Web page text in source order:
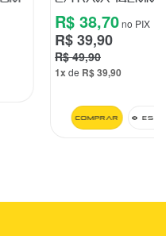
R$ 38,70no PIX
R$ 39,90
R$ 39,90
Espiar